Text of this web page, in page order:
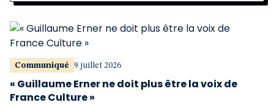
Communiqué 9 juillet 2026
« Guillaume Erner ne doit plus être la voix de
France Culture »